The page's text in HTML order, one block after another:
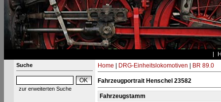
Suche
zur erweiterten Suche
Home DRG-Einheitslokomotiven BR 89.0
Fahrzeugportrait Henschel 23582
Fahrzeugstamm